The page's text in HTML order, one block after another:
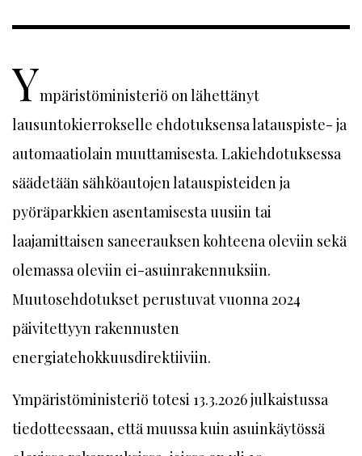
Ympäristöministeriö on lähettänyt
lausuntokierrokselle ehdotuksensa latauspiste- ja
automaatiolain muuttamisesta. Lakiehdotuksessa
säädetään sähköautojen latauspisteiden ja
pyöräparkkien asentamisesta uusiin tai
laajamittaisen saneerauksen kohteena oleviin sekä
olemassa oleviin ei-asuinrakennuksiin.
Muutosehdotukset perustuvat vuonna 2024
päivitettyyn rakennusten
energiatehokkuusdirektiiviin.
Ympäristöministeriö totesi 13.3.2026 julkaistussa
tiedotteessaan, että muussa kuin asuinkäytössä